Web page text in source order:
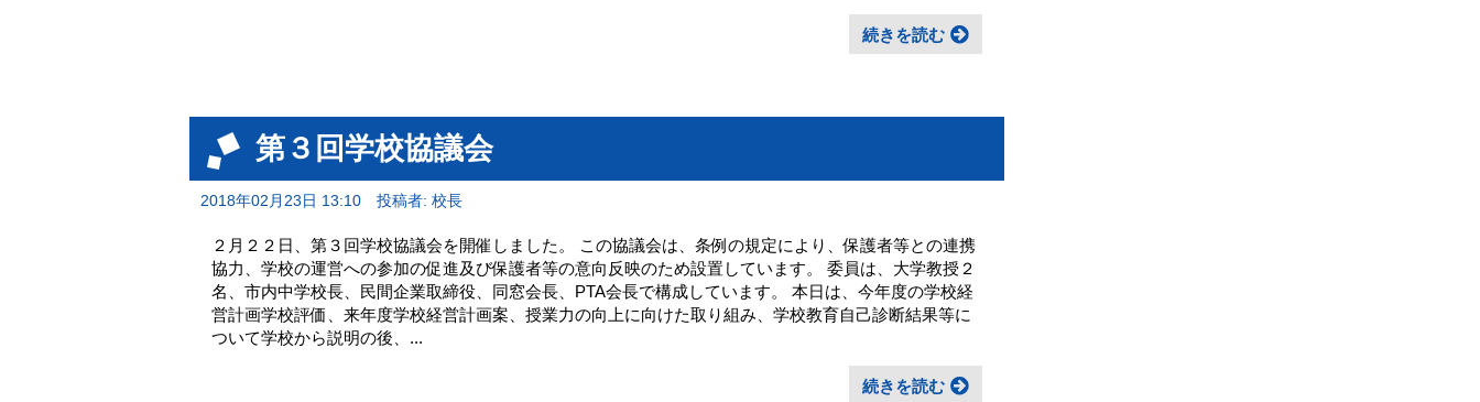
続きを読む
第３回学校協議会
2018年02月23日 13:10 投稿者: 校長
２月２２日、第３回学校協議会を開催しました。 この協議会は、条例の規定により、保護者等との連携
協力、学校の運営への参加の促進及び保護者等の意向反映のため設置しています。 委員は、大学教授２
名、市内中学校長、民間企業取締役、同窓会長、PTA会長で構成しています。 本日は、今年度の学校経
営計画学校評価、来年度学校経営計画案、授業力の向上に向けた取り組み、学校教育自己診断結果等に
ついて学校から説明の後、...
続きを読む